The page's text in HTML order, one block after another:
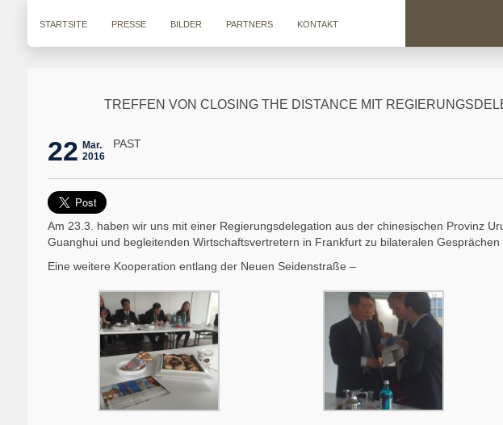
STARTSITE PRESSE BILDER PARTNERS KONTAKT
TREFFEN VON CLOSING THE DISTANCE MIT
22 Mar.
2016
PAST
Am 23.3. haben wir uns mit einer Regierungsdelegation aus der chinesischen Provinz
Guanghui und begleitenden Wirtschaftsvertretern in Frankfurt zu bilateralen Gesprächen
Eine weitere Kooperation entlang der Neuen Seidenstraße –